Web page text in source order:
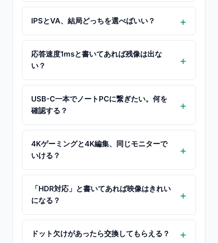
IPSとVA、結局どっちを選べばいい？
応答速度1msと書いてあれば残像は出な
い？
USB-C一本でノートPCに繋ぎたい。何を
確認する？
4Kゲーミングと4K編集、同じモニターで
いける？
「HDR対応」と書いてあれば映像はきれい
になる？
ドット欠けがあったら交換してもらえる？